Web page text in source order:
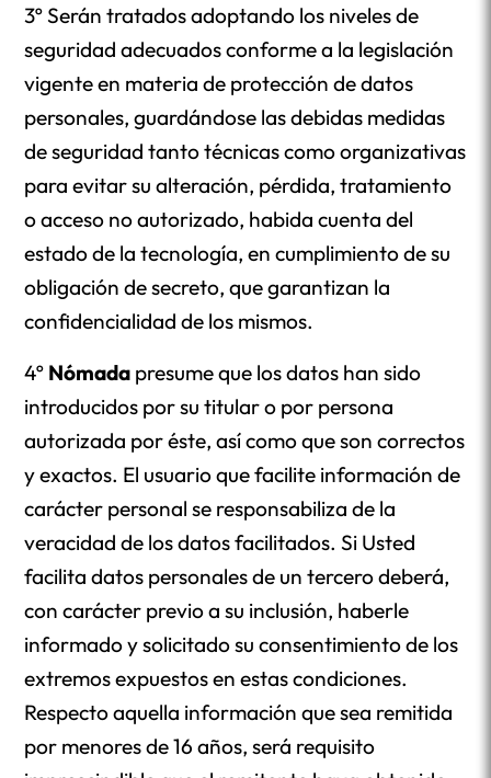
3º Serán tratados adoptando los niveles de
seguridad adecuados conforme a la legislación
vigente en materia de protección de datos
personales, guardándose las debidas medidas
de seguridad tanto técnicas como organizativas
para evitar su alteración, pérdida, tratamiento
o acceso no autorizado, habida cuenta del
estado de la tecnología, en cumplimiento de su
obligación de secreto, que garantizan la
confidencialidad de los mismos.
4º Nómada presume que los datos han sido
introducidos por su titular o por persona
autorizada por éste, así como que son correctos
y exactos. El usuario que facilite información de
carácter personal se responsabiliza de la
veracidad de los datos facilitados. Si Usted
facilita datos personales de un tercero deberá,
con carácter previo a su inclusión, haberle
informado y solicitado su consentimiento de los
extremos expuestos en estas condiciones.
Respecto aquella información que sea remitida
por menores de 16 años, será requisito